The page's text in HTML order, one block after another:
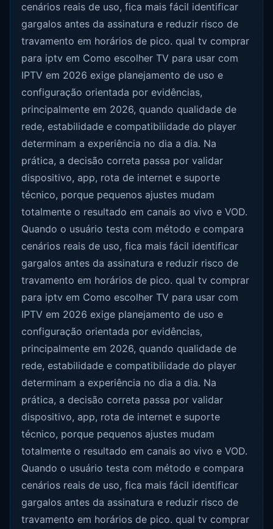
cenários reais de uso, fica mais fácil identificar
gargalos antes da assinatura e reduzir risco de
travamento em horários de pico. qual tv comprar
para iptv em Como escolher TV para usar com
IPTV em 2026 exige planejamento de uso e
configuração orientada por evidências,
principalmente em 2026, quando qualidade de
rede, estabilidade e compatibilidade do player
determinam a experiência no dia a dia. Na
prática, a decisão correta passa por validar
dispositivo, app, rota de internet e suporte
técnico, porque pequenos ajustes mudam
totalmente o resultado em canais ao vivo e VOD.
Quando o usuário testa com método e compara
cenários reais de uso, fica mais fácil identificar
gargalos antes da assinatura e reduzir risco de
travamento em horários de pico. qual tv comprar
para iptv em Como escolher TV para usar com
IPTV em 2026 exige planejamento de uso e
configuração orientada por evidências,
principalmente em 2026, quando qualidade de
rede, estabilidade e compatibilidade do player
determinam a experiência no dia a dia. Na
prática, a decisão correta passa por validar
dispositivo, app, rota de internet e suporte
técnico, porque pequenos ajustes mudam
totalmente o resultado em canais ao vivo e VOD.
Quando o usuário testa com método e compara
cenários reais de uso, fica mais fácil identificar
gargalos antes da assinatura e reduzir risco de
travamento em horários de pico. qual tv comprar